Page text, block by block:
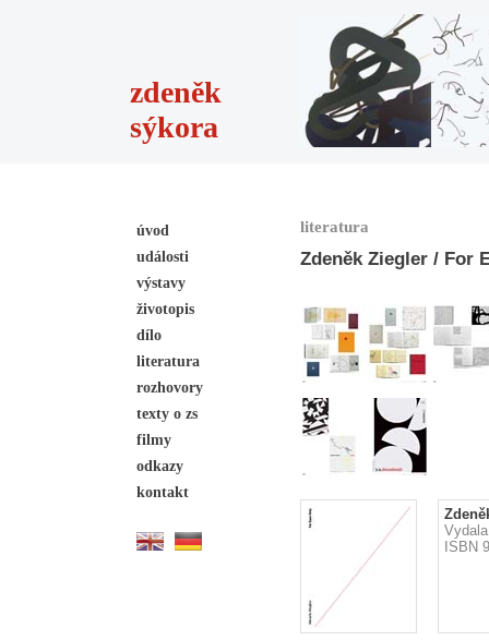
zdeněk
sýkora
úvod
události
výstavy
životopis
dílo
literatura
rozhovory
texty o zs
filmy
odkazy
kontakt
literatura
Zdeněk Ziegler / For
ISBN